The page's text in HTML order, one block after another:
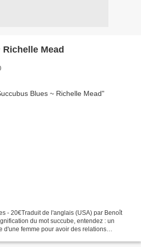
Mead
- 20€Traduit de l'anglais (USA) par Benoît
du mot succube, entendez : un
d'une femme pour avoir des relations